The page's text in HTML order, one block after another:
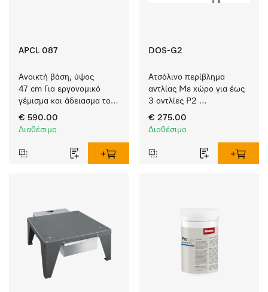
APCL 087
Ανοικτή βάση, ύψος
47 cm Για εργονομικό
γέμισμα και άδειασμα του
πλυντηρίου ρούχων και
του στεγνωτηρίου.
€ 590.00
Διαθέσιμο
DOS-G2
Ατσάλινο περίβλημα
αντλίας Με χώρο για έως
3 αντλίες P2
δοσομέτρησης υγρών.
€ 275.00
Διαθέσιμο